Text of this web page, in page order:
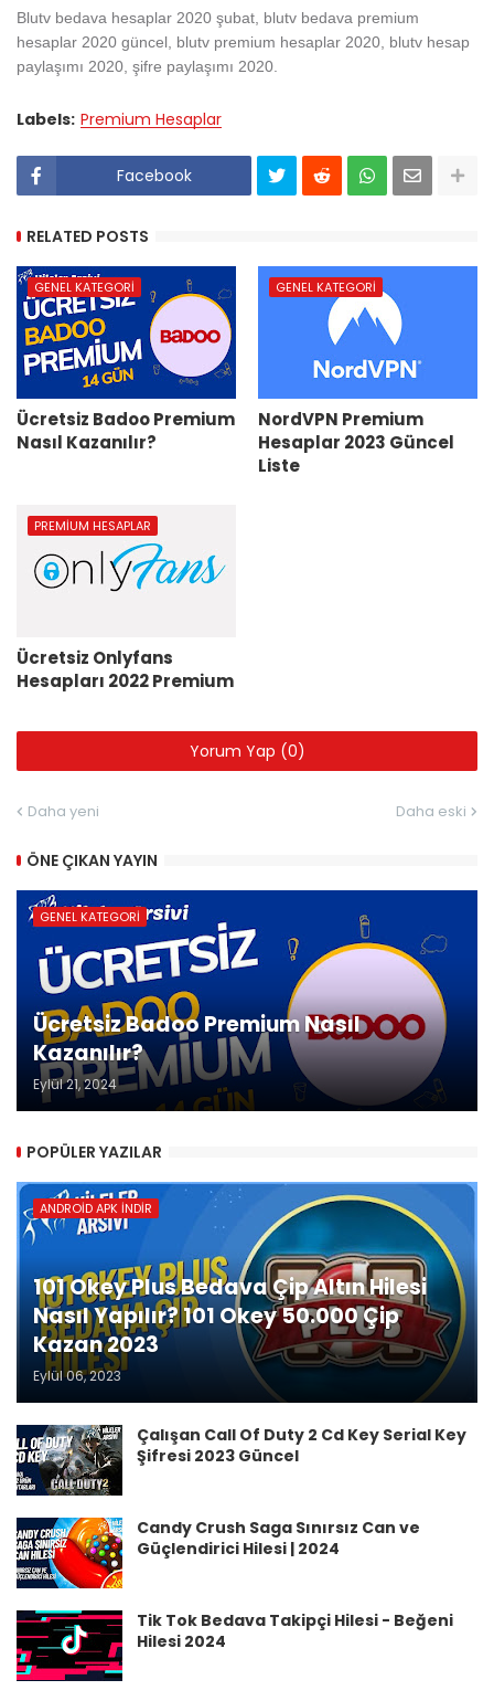
Blutv bedava hesaplar 2020 şubat, blutv bedava premium
hesaplar 2020 güncel, blutv premium hesaplar 2020, blutv hesap
paylaşımı 2020, şifre paylaşımı 2020.
Labels: Premium Hesaplar
Facebook
RELATED POSTS
GENEL KATEGORI
Ücretsiz Badoo Premium
Nasıl Kazanılır?
GENEL KATEGORI
NordVPN Premium
Hesaplar 2023 Güncel
Liste
PREMIUM HESAPLAR
Ücretsiz Onlyfans
Hesapları 2022 Premium
Yorum Yap (0)
Daha yeni Daha eski
ÖNE ÇIKAN YAYIN
GENEL KATEGORI
Ücretsiz Badoo Premium Nasıl
Kazanılır?
Eylül 21, 2024
POPÜLER YAZILAR
ANDROID APK İNDIR
101 Okey Plus Bedava Çip Altın Hilesi
Nasıl Yapılır? 101 Okey 50.000 Çip
Kazan 2023
Eylül 06, 2023
Çalışan Call Of Duty 2 Cd Key Serial Key
Şifresi 2023 Güncel
Candy Crush Saga Sınırsız Can ve
Güçlendirici Hilesi | 2024
Tik Tok Bedava Takipçi Hilesi - Beğeni
Hilesi 2024